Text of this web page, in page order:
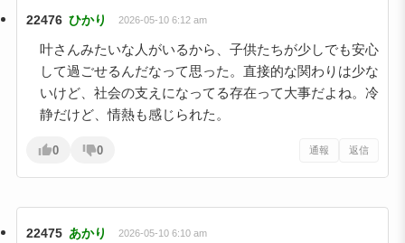
22476 ひかり 2026-05-10 6:12 am
叶さんみたいな人がいるから、子供たちが少しでも安心
して過ごせるんだなって思った。直接的な関わりは少な
いけど、社会の支えになってる存在って大事だよね。冷
静だけど、情熱も感じられた。
0 0 通報 返信
22475 あかり 2026-05-10 6:10 am